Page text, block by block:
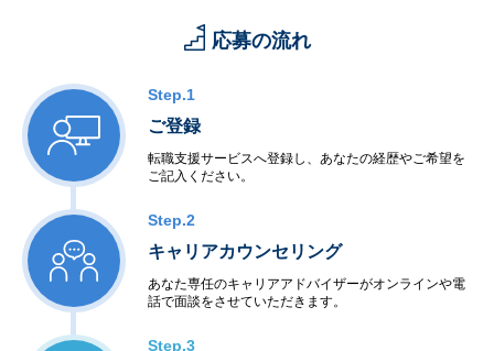
応募の流れ
Step.1
ご登録
転職支援サービスへ登録し、あなたの経歴やご希望を
ご記入ください。
Step.2
キャリアカウンセリング
あなた専任のキャリアアドバイザーがオンラインや電
話で面談をさせていただきます。
Step.3